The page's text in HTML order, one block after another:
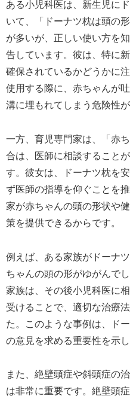
ある小児科医は、新生児に
いて、「ドーナツ枕は頭の
が多いが、正しい使い方を
告しています。彼は、特に
確保されているかどうかに
使用する際に、赤ちゃんが
溝に埋もれてしまう危険性
一方、育児専門家は、「赤
合は、医師に相談すること
す。彼女は、ドーナツ枕を
ず医師の指導を仰ぐことを
家が赤ちゃんの頭の形状や
策を提供できるからです。
例えば、ある家族がドーナ
ちゃんの頭の形がゆがんで
家族は、その後小児科医に
受けることで、適切な治療
た。このような事例は、ド
の意見を求める重要性を示し
また、絶壁頭症や斜頭症の
は非常に重要です。絶壁頭